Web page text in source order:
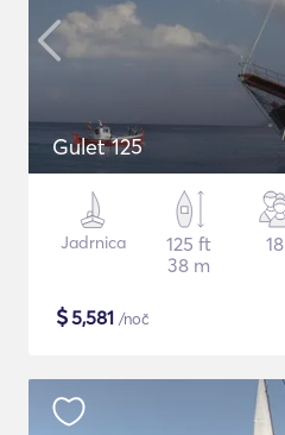
Gulet 125
Jadrnica
125 ft
38 m
18
$5,581 /noč